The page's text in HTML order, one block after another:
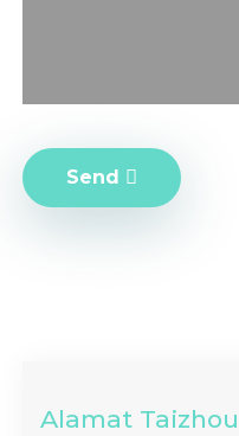
Send
Alamat Taizhou